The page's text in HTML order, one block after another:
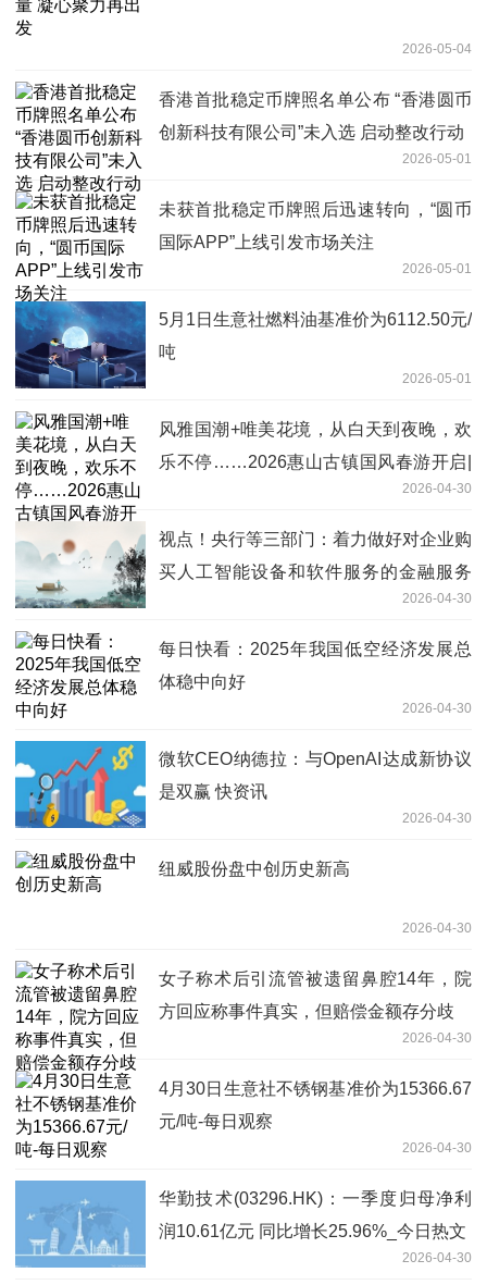
2026-05-04
香港首批稳定币牌照名单公布 “香港圆币
创新科技有限公司”未入选 启动整改行动
2026-05-01
未获首批稳定币牌照后迅速转向，“圆币
国际APP”上线引发市场关注
2026-05-01
5月1日生意社燃料油基准价为6112.50元/
吨
2026-05-01
风雅国潮+唯美花境，从白天到夜晚，欢
乐不停……2026惠山古镇国风春游开启|
2026-04-30
视点！央行等三部门：着力做好对企业购
买人工智能设备和软件服务的金融服务
2026-04-30
每日快看：2025年我国低空经济发展总
体稳中向好
2026-04-30
微软CEO纳德拉：与OpenAI达成新协议
是双赢 快资讯
2026-04-30
纽威股份盘中创历史新高
2026-04-30
女子称术后引流管被遗留鼻腔14年，院
方回应称事件真实，但赔偿金额存分歧
2026-04-30
4月30日生意社不锈钢基准价为15366.67
元/吨-每日观察
2026-04-30
华勤技术(03296.HK)：一季度归母净利
润10.61亿元 同比增长25.96%_今日热文
2026-04-30